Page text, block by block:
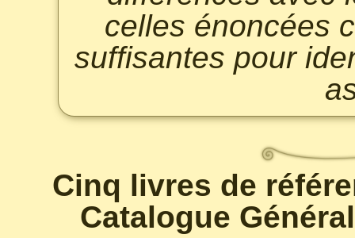
celles énoncées
suffisantes pour
Cinq livres de
Catalogue